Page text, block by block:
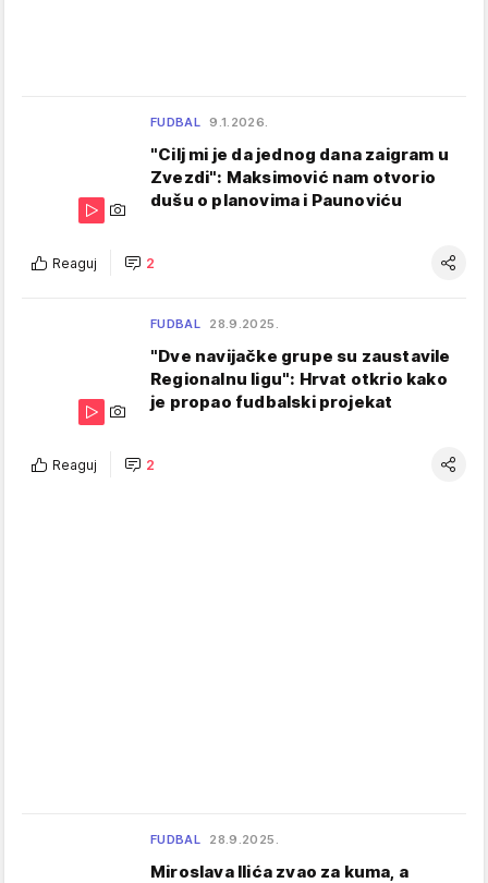
FUDBAL 9.1.2026.
"Cilj mi je da jednog dana zaigram u
Zvezdi": Maksimović nam otvorio
dušu o planovima i Paunoviću
Reaguj 2
FUDBAL 28.9.2025.
"Dve navijačke grupe su zaustavile
Regionalnu ligu": Hrvat otkrio kako
je propao fudbalski projekat
Reaguj 2
FUDBAL 28.9.2025.
Miroslava Ilića zvao za kuma, a